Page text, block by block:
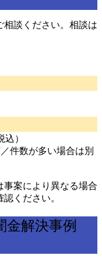
相談ください。相談は
込）
件数が多い場合は別
案により異なる場合
ください。
金解決事例